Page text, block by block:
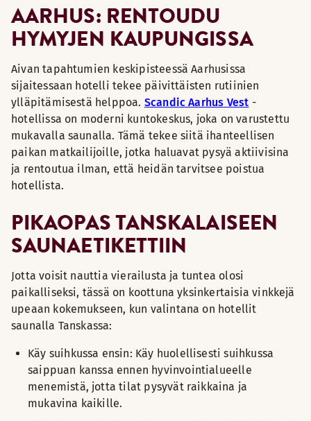
AARHUS: RENTOUDU
HYMYJEN KAUPUNGISSA
Aivan tapahtumien keskipisteessä Aarhusissa
sijaitessaan hotelli tekee päivittäisten rutiinien
ylläpitämisestä helppoa. Scandic Aarhus Vest -
hotellissa on moderni kuntokeskus, joka on varustettu
mukavalla saunalla. Tämä tekee siitä ihanteellisen
paikan matkailijoille, jotka haluavat pysyä aktiivisina
ja rentoutua ilman, että heidän tarvitsee poistua
hotellista.
PIKAOPAS TANSKALAISEEN
SAUNAETIKETTIIN
Jotta voisit nauttia vierailusta ja tuntea olosi
paikalliseksi, tässä on koottuna yksinkertaisia vinkkejä
upeaan kokemukseen, kun valintana on hotellit
saunalla Tanskassa:
Käy suihkussa ensin: Käy huolellisesti suihkussa
saippuan kanssa ennen hyvinvointialueelle
menemistä, jotta tilat pysyvät raikkaina ja
mukavina kaikille.